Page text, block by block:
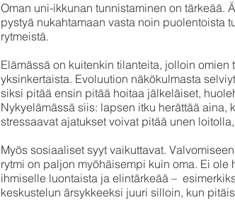
Oman uni-ikkunan tunnistaminen on tärkeää.
pystyä nukahtamaan vasta noin puolentoista
rytmeistä.
Elämässä on kuitenkin tilanteita, jolloin
yksinkertaista. Evoluution näkökulmasta
siksi pitää ensin pitää hoitaa jälkeläiset,
Nykyelämässä siis: lapsen itku herättää
stressaavat ajatukset voivat pitää unen
Myös sosiaaliset syyt vaikuttavat.
rytmi on paljon myöhäisempi kuin oma. Ei
ihmiselle luontaista ja elintärkeää –
keskustelun ärsykkeeksi juuri silloin, kun